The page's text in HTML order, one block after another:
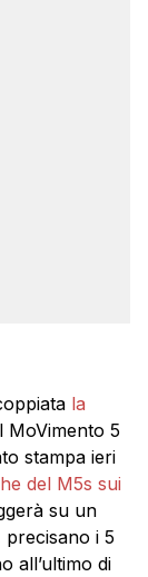
la
MoVimento 5
stampa ieri
del M5s sui
su un
precisano i 5
all’ultimo di